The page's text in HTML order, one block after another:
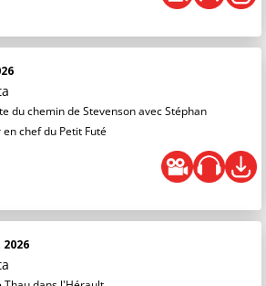
du chemin de Stevenson avec Stéphan
chef du Petit Futé